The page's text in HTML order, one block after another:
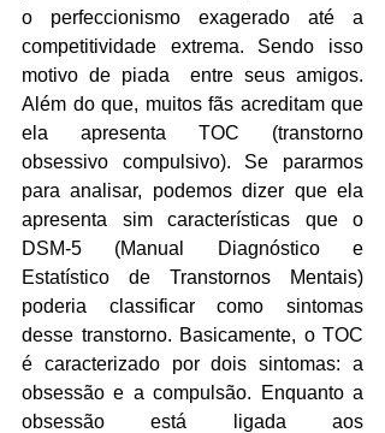
o perfeccionismo exagerado até a
competitividade extrema. Sendo isso
motivo de piada  entre seus amigos.
Além do que, muitos fãs acreditam que
ela apresenta TOC (transtorno
obsessivo compulsivo). Se pararmos
para analisar, podemos dizer que ela
apresenta sim características que o
DSM-5 (Manual Diagnóstico e
Estatístico de Transtornos Mentais)
poderia classificar como sintomas
desse transtorno. Basicamente, o TOC
é caracterizado por dois sintomas: a
obsessão e a compulsão. Enquanto a
obsessão está ligada aos